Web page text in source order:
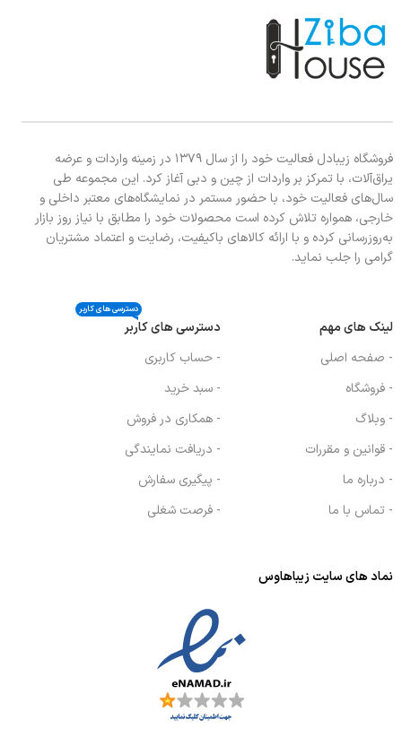
فروشگاه زیبادل فعالیت خود را از سال ۱۳۷۹ در زمینه واردات و عرضه
یراق‌آلات، با تمرکز بر واردات از چین و دبی آغاز کرد. این مجموعه طی
سال‌های فعالیت خود، با حضور مستمر در نمایشگاه‌های معتبر داخلی و
خارجی، همواره تلاش کرده است محصولات خود را مطابق با نیاز روز بازار
به‌روزرسانی کرده و با ارائه کالاهای باکیفیت، رضایت و اعتماد مشتریان
گرامی را جلب نماید.
لینک های مهم
- صفحه اصلی
- فروشگاه
- وبلاگ
- قوانین و مقررات
- درباره ما
- تماس با ما
دسترسی های کاربر
دسترسی های کاربر
- حساب کاربری
- سبد خرید
- همکاری در فروش
- دریافت نمایندگی
- پیگیری سفارش
- فرصت شغلی
نماد های سایت زیباهاوس